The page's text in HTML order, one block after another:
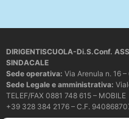
DIRIGENTISCUOLA-Di.S.Conf.
SINDACALE
Sede operativa: Via Arenula n. 16
Sede Legale e amministrativa:
TELEF/FAX 0881 748 615 –
+39 328 384 2176 – C.F.